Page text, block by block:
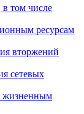
том числе
ресурсам
вторжений
сетевых
жизненным